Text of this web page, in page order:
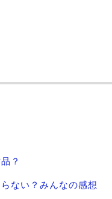
？
ない？みんなの感想